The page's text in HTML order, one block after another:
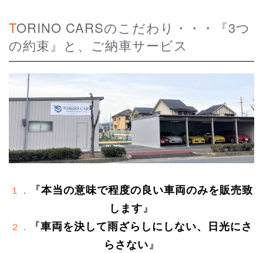
TORINO CARSのこだわり・・・『3つ
の約束』と、ご納車サービス
１ ． 『本当の意味で程度の良い車両のみを販売致
します』
２ ． 『車両を決して雨ざらしにしない、日光にさ
らさない』